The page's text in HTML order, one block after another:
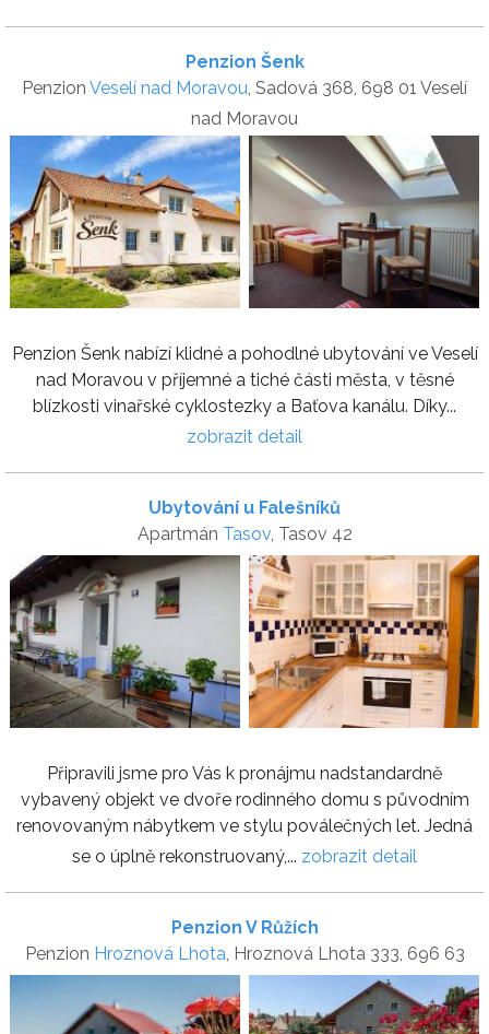
Penzion Šenk
Penzion Veselí nad Moravou, Sadová 368, 698 01 Veselí
nad Moravou
Penzion Šenk nabízí klidné a pohodlné ubytování ve Veselí
nad Moravou v příjemné a tiché části města, v těsné
blízkosti vinařské cyklostezky a Baťova kanálu. Díky...
zobrazit detail
Ubytování u Falešníků
Apartmán Tasov, Tasov 42
Připravili jsme pro Vás k pronájmu nadstandardně
vybavený objekt ve dvoře rodinného domu s původním
renovovaným nábytkem ve stylu poválečných let. Jedná
se o úplně rekonstruovaný,... zobrazit detail
Penzion V Růžích
Penzion Hroznová Lhota, Hroznová Lhota 333, 696 63